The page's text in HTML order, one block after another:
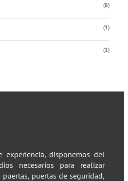
(8)
(1)
(1)
experiencia, disponemos del
necesarios para realizar
puertas de seguridad,